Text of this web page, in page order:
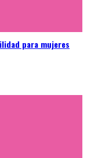
para mujeres